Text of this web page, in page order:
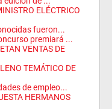
ELÉCTRICO
fueron...
premiará ...
VENTAS DE
TEMÁTICO DE
de empleo...
HERMANOS